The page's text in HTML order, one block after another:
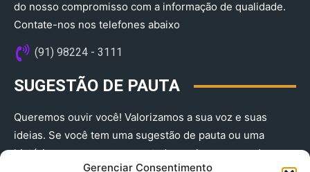
Gerenciar Consentimento
do nosso compromisso com a informação de qualidade.
Contate-nos nos telefones abaixo
(91) 98224 - 3111
SUGESTÃO DE PAUTA
Queremos ouvir você! Valorizamos a sua voz e suas
ideias. Se você tem uma sugestão de pauta ou uma
história que merece ser contada, envie-nos agora!